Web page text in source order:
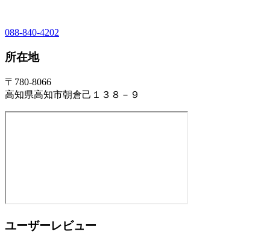
088-840-4202
所在地
〒780-8066
高知県高知市朝倉己１３８－９
ユーザーレビュー